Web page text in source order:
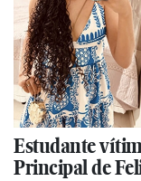
Estudante
Principal de